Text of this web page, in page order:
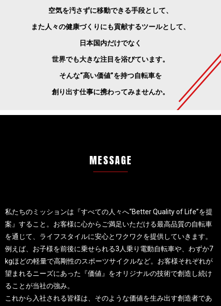
空気を汚さずに移動できる手段として、
また人々の健康づくりにも貢献するツールとして、
日本国内だけでなく
世界でも大きな注目を浴びています。
そんな“高い価値”を持つ自転車を
創り出す仕事に携わってみませんか。
MESSAGE
私たちのミッションは『すべての人々へ“Better Quality of Life”を提
案』すること。お客様に心からご満足いただける最高品質の自転車
を通じて、ライフスタイルに安心とワクワクを提供していきます。
例えば、お子様を前後に乗せられる3人乗り電動自転車や、わずか7
kgほどの軽量で高剛性のスポーツサイクルなど。お客様それぞれが
望まれるニーズにあった『価値』をオリジナルの技術で創造し続け
ることが当社の強み。
これから入社される皆様は、そのような価値を生み出す創造者であ